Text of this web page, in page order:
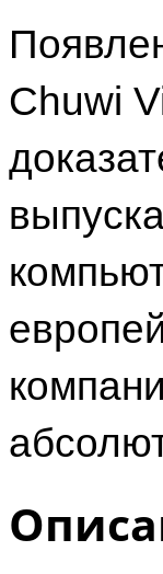
Chuwi